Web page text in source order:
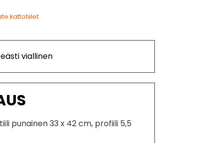
kattotiilet
viallinen
punainen 33 x 42 cm, profiili 5,5